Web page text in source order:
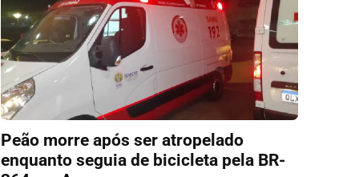
Peão morre após ser atropelado
enquanto seguia de bicicleta pela BR-